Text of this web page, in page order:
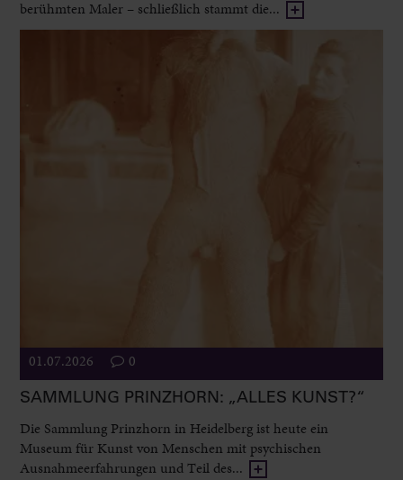
berühmten Maler – schließlich stammt die...
01.07.2026 0
SAMMLUNG PRINZHORN: „ALLES KUNST?“
Die Sammlung Prinzhorn in Heidelberg ist heute ein
Museum für Kunst von Menschen mit psychischen
Ausnahmeerfahrungen und Teil des...